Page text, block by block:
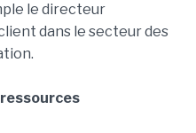
le directeur
dans le secteur des